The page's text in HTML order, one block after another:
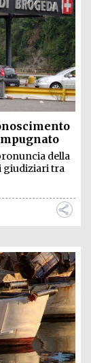
della
giudiziari tra